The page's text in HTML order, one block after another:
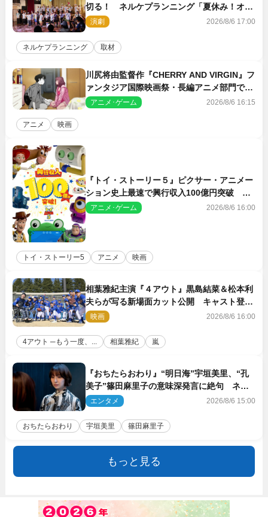
切る！ ネルケプランニング「夏休み！オ
ン・ワークショップ2026」レポート【最終
日】
演劇 2026/8/6 17:00
ネルケプランニング 取材
川尻将由監督作『CHERRY AND VIRGIN』フ
ァンタジア国際映画祭・長編アニメ部門で観
客賞・金賞受賞！
アニメ･ゲーム 2026/8/6 16:15
アニメ 映画
『トイ・ストーリー５』ピクサー・アニメー
ション史上最速で興行収入100億円突破 シ
リーズNo.1興収が目前
アニメ･ゲーム 2026/8/6 16:00
トイ・ストーリー5 アニメ 映画
相葉雅紀主演『４アウト』黒島結菜＆松本利
夫らが写る新場面カット公開 キャスト登壇
イベントも決定
映画 2026/8/6 16:00
4アウト ─もう一度、... 相葉雅紀 嵐
『おちたらおわり』“明日海”宇垣美里、“孔
美子”篠田麻里子の意味深発言に絶句 ネッ
ト驚き「まさか」「意外な展開」
エンタメ 2026/8/6 15:00
おちたらおわり 宇垣美里 篠田麻里子
もっと見る